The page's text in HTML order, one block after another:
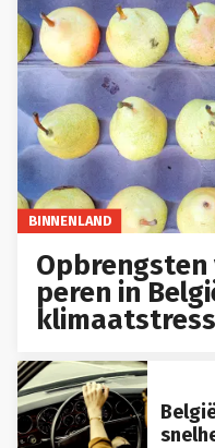
BINNENLAND
Opbrengsten
peren in
klimaatstress